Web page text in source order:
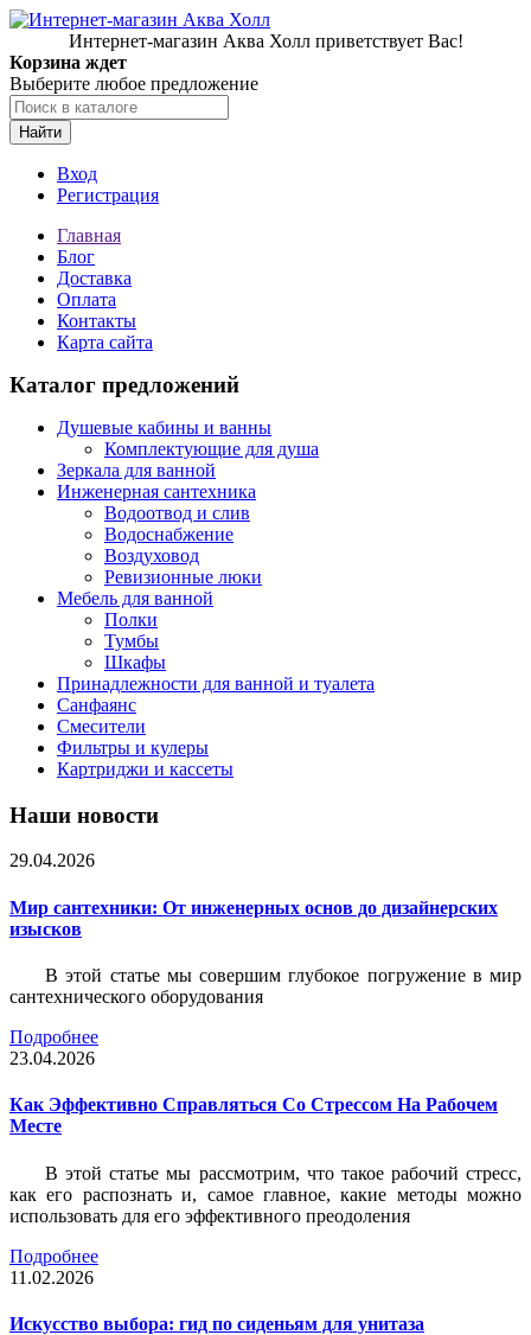
Интернет-магазин Аква Холл приветствует Вас!
Корзина ждет
Выберите любое предложение
Найти
Вход
Регистрация
Главная
Блог
Доставка
Оплата
Контакты
Карта сайта
Каталог предложений
Душевые кабины и ванны
Комплектующие для душа
Зеркала для ванной
Инженерная сантехника
Водоотвод и слив
Водоснабжение
Воздуховод
Ревизионные люки
Мебель для ванной
Полки
Тумбы
Шкафы
Принадлежности для ванной и туалета
Санфаянс
Смесители
Фильтры и кулеры
Картриджи и кассеты
Наши новости
29.04.2026
Мир сантехники: От инженерных основ до дизайнерских
изысков
В этой статье мы совершим глубокое погружение в мир
сантехнического оборудования
Подробнее
23.04.2026
Как Эффективно Справляться Со Стрессом На Рабочем
Месте
В этой статье мы рассмотрим, что такое рабочий стресс,
как его распознать и, самое главное, какие методы можно
использовать для его эффективного преодоления
Подробнее
11.02.2026
Искусство выбора: гид по сиденьям для унитаза